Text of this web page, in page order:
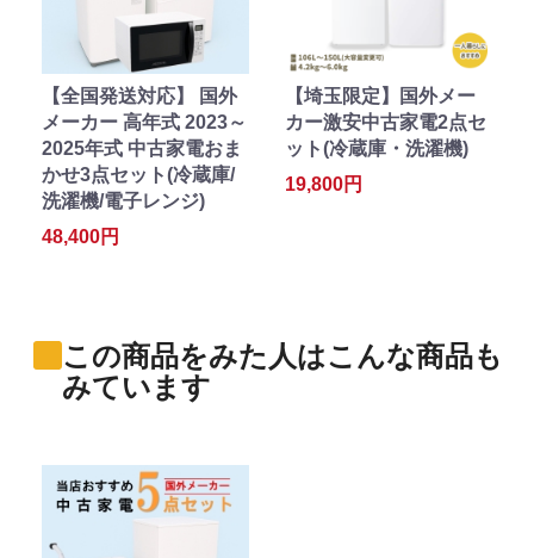
【全国発送対応】 国外
メーカー 高年式 2023～
2025年式 中古家電おま
かせ3点セット(冷蔵庫/
洗濯機/電子レンジ)
48,400円
【埼玉限定】国外メー
カー激安中古家電2点セ
ット(冷蔵庫・洗濯機)
19,800円
この商品をみた人はこんな商品も
みています